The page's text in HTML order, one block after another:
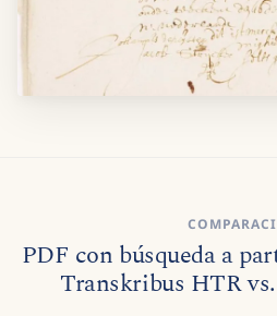
PDF con búsqueda a
Transkribus HTR